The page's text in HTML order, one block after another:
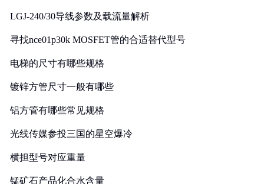
LGJ-240/30导线参数及载流量解析
寻找nce01p30k MOSFET管的合适替代型号
电梯的尺寸有哪些规格
镀锌方管尺寸一般有哪些
铝方管有哪些常见规格
光线传媒参投三国的星空爆冷
横担型号对应重量
锰矿石产品化合水含量